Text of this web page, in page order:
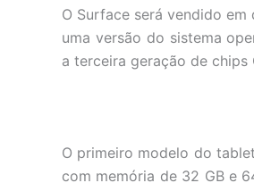
O Surface será vendido
uma versão do sistema
a terceira geração de
O primeiro modelo do
com memória de 32 GB e